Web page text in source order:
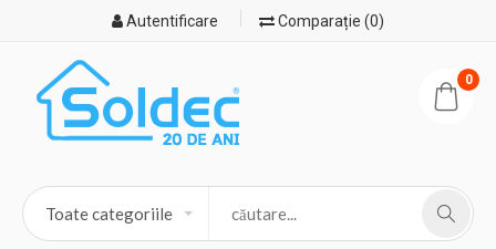
Autentificare Comparație (0)
0